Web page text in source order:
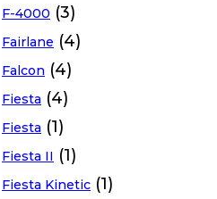
F-4000 (3)
Fairlane (4)
Falcon (4)
Fiesta (4)
Fiesta (1)
Fiesta II (1)
Fiesta Kinetic (1)